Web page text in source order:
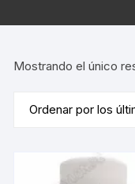
Mostrando el único